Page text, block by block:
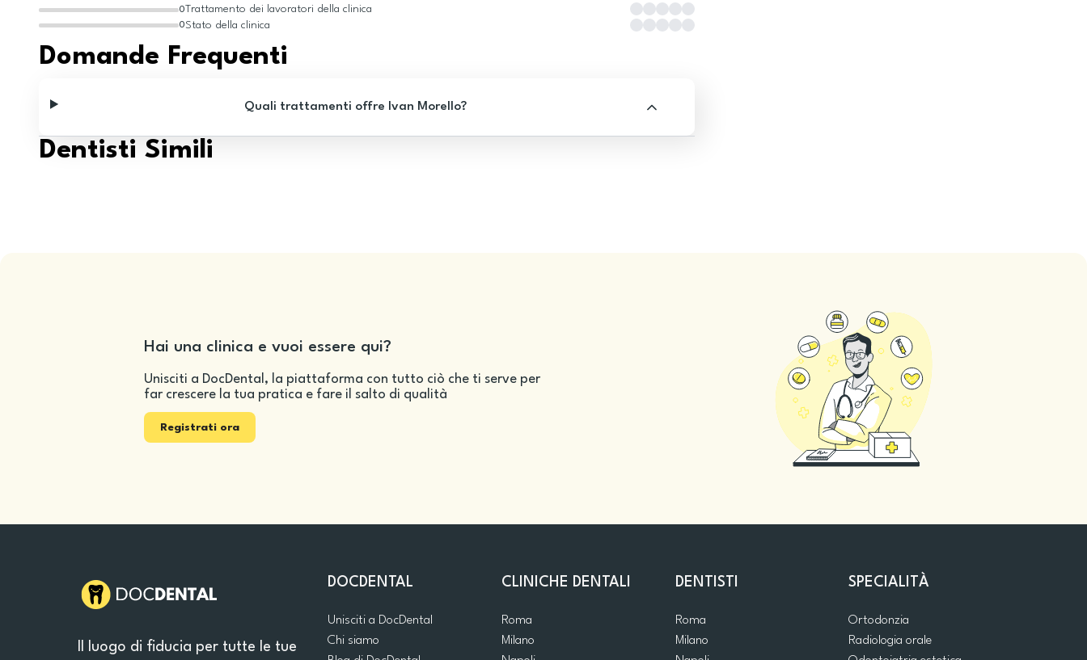
0
0Trattamento dei lavoratori della clinica
Stato della clinica
Domande Frequenti
Quali trattamenti offre Ivan Morello?
Dentisti Simili
Hai una clinica e vuoi essere qui?
Unisciti a DocDental, la piattaforma con tutto ciò che ti serve per
far crescere la tua pratica e fare il salto di qualità
Registrati ora
Il luogo di fiducia per tutte le tue
DOCDENTAL
Unisciti a DocDental
Chi siamo
CLINICHE DENTALI
Roma
Milano
DENTISTI
Roma
Milano
SPECIALITÀ
Ortodonzia
Radiologia orale